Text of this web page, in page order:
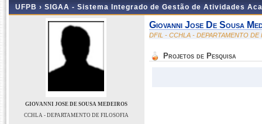
UFPB › SIGAA - Sistema Integrado de Gestão de Atividades
GIOVANNI JOSE DE SOUSA MEDEIROS
CCHLA - DEPARTAMENTO DE FILOSOFIA
Giovanni Jose De Sousa
DFIL - CCHLA - DEPARTAMENTO DE
Projetos de Pesquisa